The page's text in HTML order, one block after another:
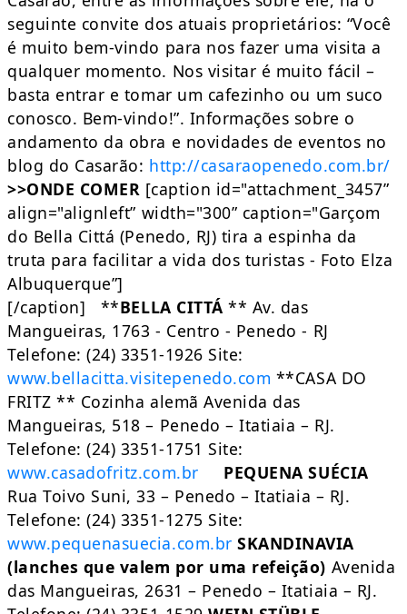
seguinte convite dos atuais proprietários: “Você
é muito bem-vindo para nos fazer uma visita a
qualquer momento. Nos visitar é muito fácil –
basta entrar e tomar um cafezinho ou um suco
conosco. Bem-vindo!”. Informações sobre o
andamento da obra e novidades de eventos no
blog do Casarão: http://casaraopenedo.com.br/
>>ONDE COMER [caption id="attachment_3457”
align="alignleft” width="300” caption="Garçom
do Bella Cittá (Penedo, RJ) tira a espinha da
truta para facilitar a vida dos turistas - Foto Elza
Albuquerque”]
[/caption] **BELLA CITTÁ ** Av. das
Mangueiras, 1763 - Centro - Penedo - RJ
Telefone: (24) 3351-1926 Site:
www.bellacitta.visitepenedo.com **CASA DO
FRITZ ** Cozinha alemã Avenida das
Mangueiras, 518 – Penedo – Itatiaia – RJ.
Telefone: (24) 3351-1751 Site:
www.casadofritz.com.br
PEQUENA SUÉCIA
Rua Toivo Suni, 33 – Penedo – Itatiaia – RJ.
Telefone: (24) 3351-1275 Site:
www.pequenasuecia.com.br SKANDINAVIA
(lanches que valem por uma refeição) Avenida
das Mangueiras, 2631 – Penedo – Itatiaia – RJ.